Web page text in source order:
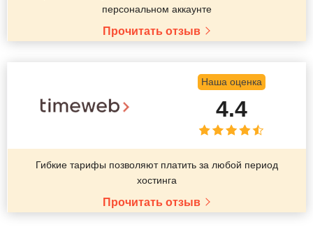
персональном аккаунте
Прочитать отзыв
Наша оценка
4.4
Гибкие тарифы позволяют платить за любой период
хостинга
Прочитать отзыв